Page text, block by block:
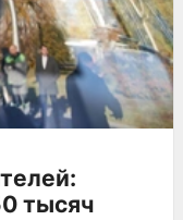
тысяч